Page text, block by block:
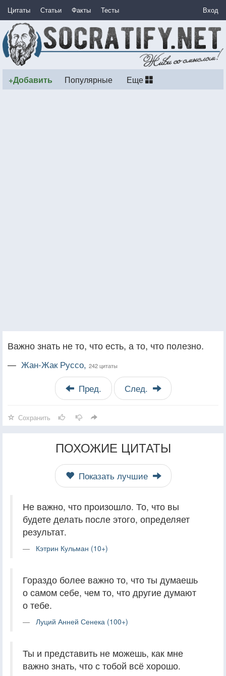
Цитаты Статьи Факты Тесты Вход
+Добавить Популярные Еще
Важно знать не то, что есть, а то, что полезно.
— Жан-Жак Руссо, 242 цитаты
Пред. След.
Сохранить
ПОХОЖИЕ ЦИТАТЫ
Показать лучшие
Не важно, что произошло. То, что вы
будете делать после этого, определяет
результат.
Кэтрин Кульман (10+)
Гораздо более важно то, что ты думаешь
о самом себе, чем то, что другие думают
о тебе.
Луций Анней Сенека (100+)
Ты и представить не можешь, как мне
важно знать, что с тобой всё хорошо.